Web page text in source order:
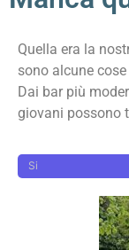
Quella era la
sono alcune
Dai bar più
giovani possono
Si